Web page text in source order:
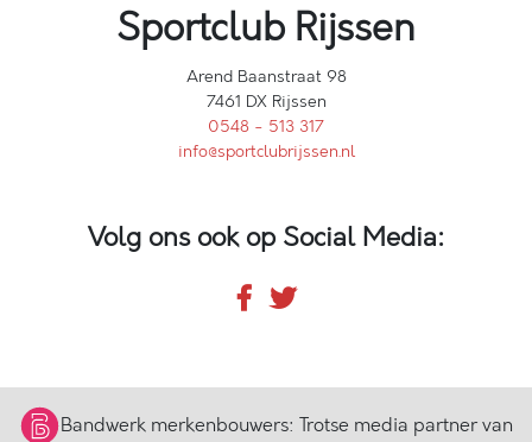
Sportclub Rijssen
Arend Baanstraat 98
7461 DX Rijssen
0548 - 513 317
info@sportclubrijssen.nl
Volg ons ook op Social Media:
Bandwerk merkenbouwers: Trotse media partner van